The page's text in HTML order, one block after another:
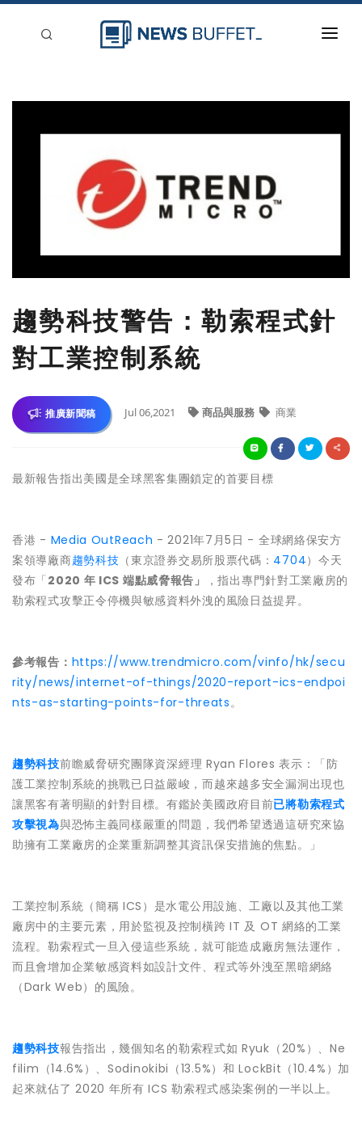
趨勢科技警告：勒索程式針
對工業控制系統
推廣新聞稿 Jul 06,2021 商品與服務 商業
最新報告指出美國是全球黑客集團鎖定的首要目標
香港 - Media OutReach - 2021年7月5日 - 全球網絡保安方
案領導廠商趨勢科技 （東京證券交易所股票代碼： 4704）今天
發布「2020 年 ICS 端點威脅報告」
，指出專門針對工業廠房的
勒索程式攻擊正令停機與敏感資料外洩的風險日益提昇。
參考報告： https://www.trendmicro.com/vinfo/hk/secu
rity/news/internet-of-things/2020-report-ics-endpoi
nts-as-starting-points-for-threats。
趨勢科技前瞻威脅研究團隊資深經理 Ryan Flores 表示：「防
護工業控制系統的挑戰已日益嚴峻，而越來越多安全漏洞出現也
讓黑客有著明顯的針對目標。有鑑於美國政府目前已將勒索程式
攻擊視為與恐怖主義同樣嚴重的問題，我們希望透過這研究來協
助擁有工業廠房的企業重新調整其資訊保安措施的焦點。」
工業控制系統（簡稱 ICS）是水電公用設施、工廠以及其他工業
廠房中的主要元素，用於監視及控制橫跨 IT 及 OT 網絡的工業
流程。勒索程式一旦入侵這些系統，就可能造成廠房無法運作，
而且會增加企業敏感資料如設計文件、程式等外洩至黑暗網絡
（Dark Web）的風險。
趨勢科技報告指出，幾個知名的勒索程式如 Ryuk（20%）、Ne
filim（14.6%）、Sodinokibi（13.5%）和 LockBit（10.4%）加
起來就佔了 2020 年所有 ICS 勒索程式感染案例的一半以上。